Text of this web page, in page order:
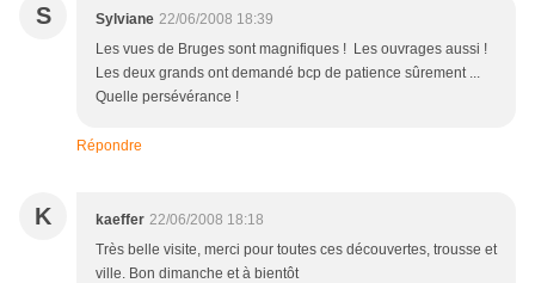
S Sylviane 22/06/2008 18:39
Les vues de Bruges sont magnifiques ! Les ouvrages aussi !
Les deux grands ont demandé bcp de patience sûrement ...
Quelle persévérance !
Répondre
K kaeffer 22/06/2008 18:18
Très belle visite, merci pour toutes ces découvertes, trousse et
ville. Bon dimanche et à bientôt